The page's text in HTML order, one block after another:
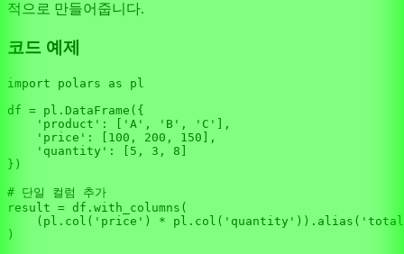
적으로 만들어줍니다.
코드 예제
import polars as pl
df = pl.DataFrame({
'product' : [ 'A' , 'B' , 'C' ],
'price' : [ 100 , 200 , 150 ],
'quantity' : [ 5 , 3 , 8 ]
})
# 단일 컬럼 추가
result = df.with_columns(
    (pl.col(
'price' ) * pl.col( 'quantity' )).alias(
)